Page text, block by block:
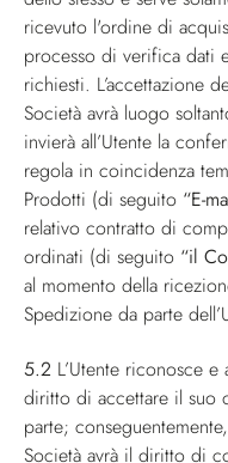
ricevuto l'ordine di
processo di verifica dati
richiesti. L’accettazione
Società avrà luogo
invierà all’Utente la
regola in coincidenza
Prodotti (di seguito “E-
relativo contratto di
ordinati (di seguito “il
al momento della
Spedizione da parte
5.2 L’Utente riconosce
diritto di accettare il suo
parte;
Società avrà il diritto di